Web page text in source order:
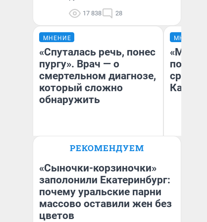
17 838 28
МНЕНИЕ
«Спуталась речь, понес
пургу». Врач — о
смертельном диагнозе,
который сложно
обнаружить
Главврач клиники
Волковой»
МНЕНИЕ
РЕКОМЕНДУЕМ
«Сыночки-корзиночки»
заполонили Екатеринбург:
почему уральские парни
массово оставили жен без
цветов